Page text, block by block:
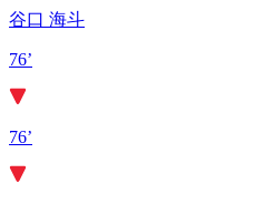
谷口 海斗
76’
76’